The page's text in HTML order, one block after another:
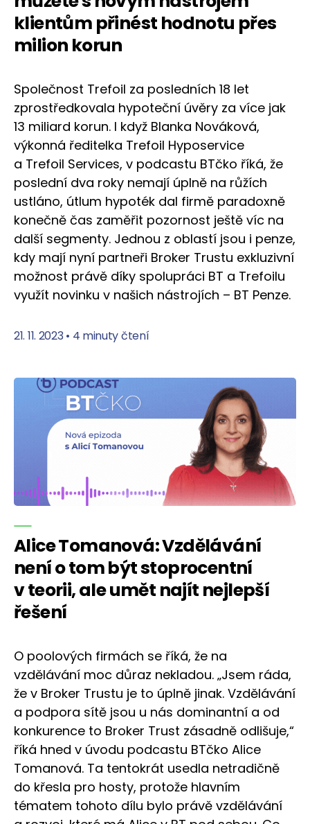
klientům přinést hodnotu přes
milion korun
Společnost Trefoil za posledních 18 let
zprostředkovala hypoteční úvěry za více jak
13 miliard korun. I když Blanka Nováková,
výkonná ředitelka Trefoil Hyposervice
a Trefoil Services, v podcastu BTčko říká, že
poslední dva roky nemají úplně na růžích
ustláno, útlum hypoték dal firmě paradoxně
konečně čas zaměřit pozornost ještě víc na
další segmenty. Jednou z oblastí jsou i penze,
kdy mají nyní partneři Broker Trustu exkluzivní
možnost právě díky spolupráci BT a Trefoilu
využít novinku v našich nástrojích – BT Penze.
21. 11. 2023• 4 minuty čtení
Alice Tomanová: Vzdělávání
není o tom být stoprocentní
v teorii, ale umět najít nejlepší
řešení
O poolových firmách se říká, že na
vzdělávání moc důraz nekladou. „Jsem ráda,
že v Broker Trustu je to úplně jinak. Vzdělávání
a podpora sítě jsou u nás dominantní a od
konkurence to Broker Trust zásadně odlišuje,“
říká hned v úvodu podcastu BTčko Alice
Tomanová. Ta tentokrát usedla netradičně
do křesla pro hosty, protože hlavním
tématem tohoto dílu bylo právě vzdělávání